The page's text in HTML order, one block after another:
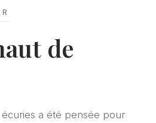
de
a été pensée pour